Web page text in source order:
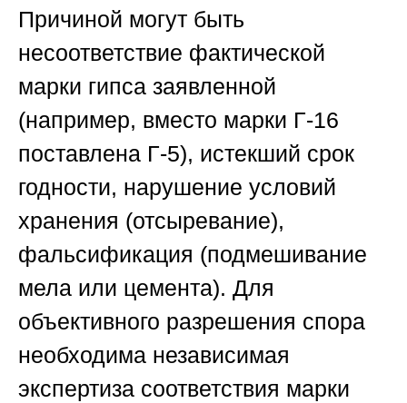
Причиной могут быть
несоответствие фактической
марки гипса заявленной
(например, вместо марки Г-16
поставлена Г-5), истекший срок
годности, нарушение условий
хранения (отсыревание),
фальсификация (подмешивание
мела или цемента). Для
объективного разрешения спора
необходима независимая
экспертиза соответствия марки